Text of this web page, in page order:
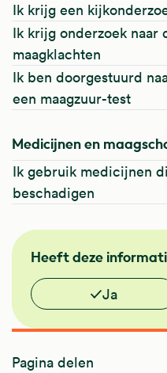
Ik krijg een
Ik krijg onderzoek naar
maagklachten
Ik ben doorgestuurd
een maagzuur-test
Medicijnen en
Ik gebruik medicijnen
beschadigen
NHG
Heeft deze
Vond je deze informatie
Ja
Pagina delen